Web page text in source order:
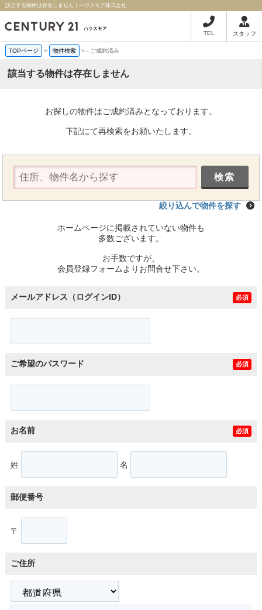
該当する物件は存在しません｜ハウスモア株式会社
TEL スタッフ
TOPページ > 物件検索 >- ご成約済み
該当する物件は存在しません
お探しの物件はご成約済みとなっております。
下記にて再検索をお願いたします。
絞り込んで物件を探す
ホームページに掲載されていない物件も
多数ございます。
お手数ですが、
会員登録フォームよりお問合せ下さい。
メールアドレス（ログインID） 必須
ご希望のパスワード 必須
お名前 必須
姓 名
郵便番号
〒
ご住所